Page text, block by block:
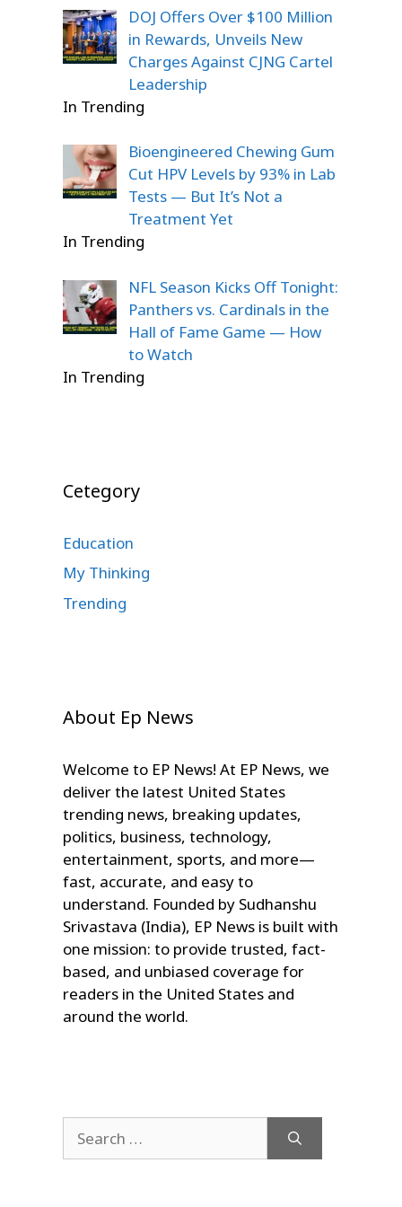
DOJ Offers Over $100 Million
in Rewards, Unveils New
Charges Against CJNG Cartel
Leadership
In Trending
Bioengineered Chewing Gum
Cut HPV Levels by 93% in Lab
Tests — But It’s Not a
Treatment Yet
In Trending
NFL Season Kicks Off Tonight:
Panthers vs. Cardinals in the
Hall of Fame Game — How
to Watch
In Trending
Cetegory
Education
My Thinking
Trending
About Ep News
Welcome to EP News! At EP News, we
deliver the latest United States
trending news, breaking updates,
politics, business, technology,
entertainment, sports, and more—
fast, accurate, and easy to
understand. Founded by Sudhanshu
Srivastava (India), EP News is built with
one mission: to provide trusted, fact-
based, and unbiased coverage for
readers in the United States and
around the world.
for: